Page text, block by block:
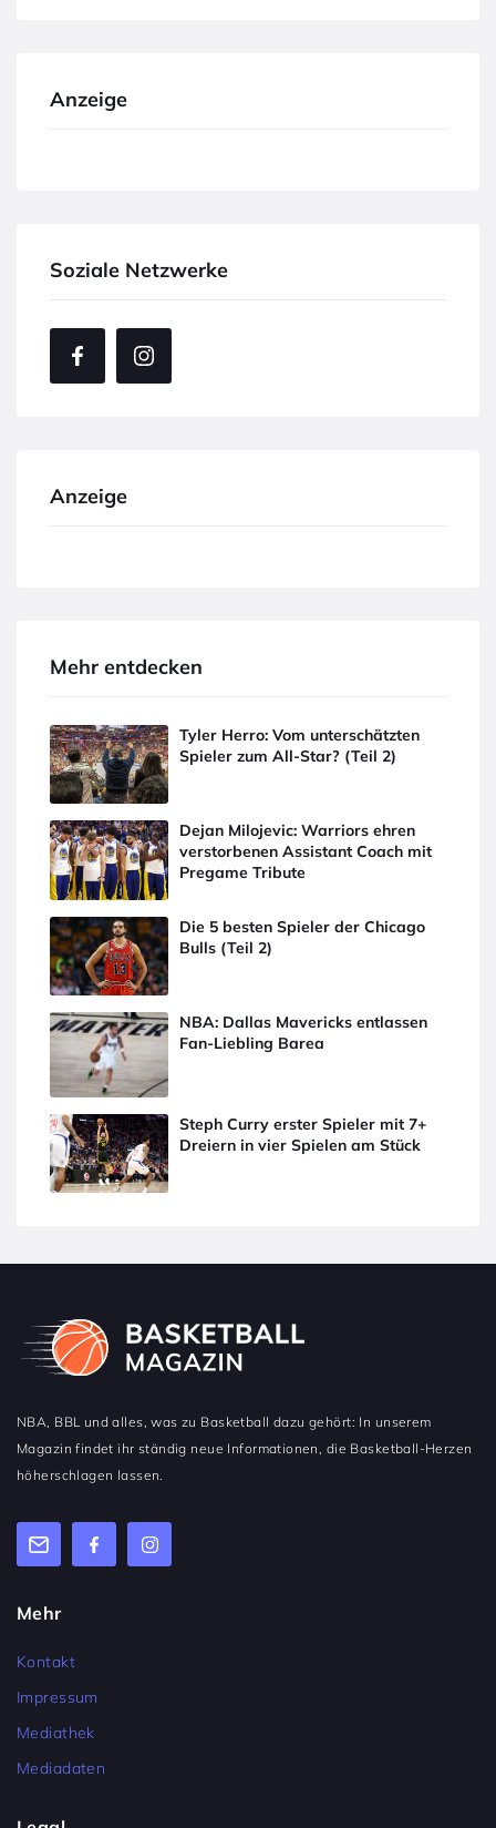
Anzeige
Soziale Netzwerke
Anzeige
Mehr entdecken
Tyler Herro: Vom unterschätzten
Spieler zum All-Star? (Teil 2)
Dejan Milojevic: Warriors ehren
verstorbenen Assistant Coach mit
Pregame Tribute
Die 5 besten Spieler der Chicago
Bulls (Teil 2)
NBA: Dallas Mavericks entlassen
Fan-Liebling Barea
Steph Curry erster Spieler mit 7+
Dreiern in vier Spielen am Stück
NBA, BBL und alles, was zu Basketball dazu gehört: In unserem
Magazin findet ihr ständig neue Informationen, die Basketball-Herzen
höherschlagen lassen.
Mehr
Kontakt
Impressum
Mediathek
Mediadaten